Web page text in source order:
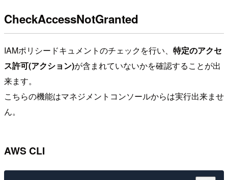
CheckAccessNotGranted
IAMポリシードキュメントのチェックを行い、 特定のアクセ
ス許可(アクション)が含まれていないかを確認することが出
来ます。
こちらの機能はマネジメントコンソールからは実行出来ませ
ん。
AWS CLI